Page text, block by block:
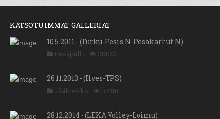
KATSOTUIMMAT GALLERIAT
10.5.2011 - (Turku-Pesis N-Pesäkarhut N)
Pesäpallo 38027
26.11.2013 - (Ilves-TPS)
Jääkiekko 37518
28.12.2014 - (LEKA Volley-Loimu)